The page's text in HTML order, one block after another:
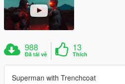
988
Đã tải về
13
Thích
Superman with Trenchcoat